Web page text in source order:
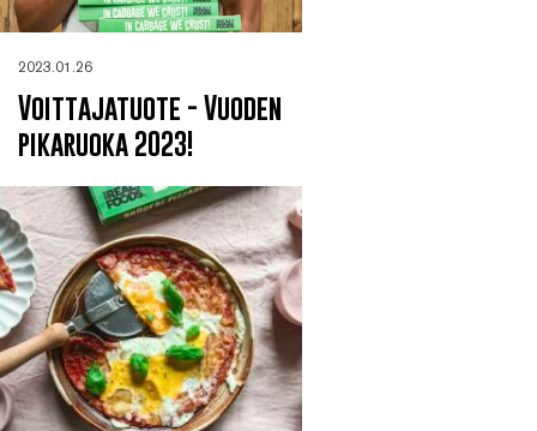
2023.01.26
Voittajatuote - Vuoden
pikaruoka 2023!